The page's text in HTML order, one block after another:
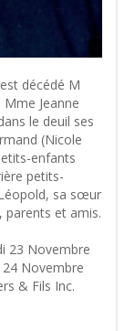
décédé M
Mme Jeanne
le deuil ses
(Nicole
enfants
petits-
sa sœur
parents et amis.
23 Novembre
Novembre
& Fils Inc.